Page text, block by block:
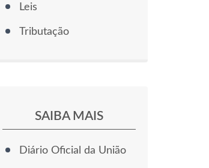
Leis
Tributação
SAIBA MAIS
Diário Oficial da União